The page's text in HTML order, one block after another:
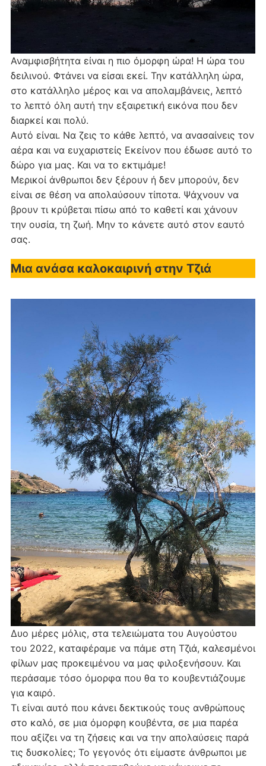
Αναμφισβήτητα είναι η πιο όμορφη ώρα! Η ώρα του
δειλινού. Φτάνει να είσαι εκεί. Την κατάλληλη ώρα,
στο κατάλληλο μέρος και να απολαμβάνεις, λεπτό
το λεπτό όλη αυτή την εξαιρετική εικόνα που δεν
διαρκεί και πολύ.
Αυτό είναι. Να ζεις το κάθε λεπτό, να ανασαίνεις τον
αέρα και να ευχαριστείς Εκείνον που έδωσε αυτό το
δώρο για μας. Και να το εκτιμάμε!
Μερικοί άνθρωποι δεν ξέρουν ή δεν μπορούν, δεν
είναι σε θέση να απολαύσουν τίποτα. Ψάχνουν να
βρουν τι κρύβεται πίσω από το καθετί και χάνουν
την ουσία, τη ζωή. Μην το κάνετε αυτό στον εαυτό
σας.
Μια ανάσα καλοκαιρινή στην Τζιά
Δυο μέρες μόλις, στα τελειώματα του Αυγούστου
του 2022, καταφέραμε να πάμε στη Τζιά, καλεσμένοι
φίλων μας προκειμένου να μας φιλοξενήσουν. Και
περάσαμε τόσο όμορφα που θα το κουβεντιάζουμε
για καιρό.
Τι είναι αυτό που κάνει δεκτικούς τους ανθρώπους
στο καλό, σε μια όμορφη κουβέντα, σε μια παρέα
που αξίζει να τη ζήσεις και να την απολαύσεις παρά
τις δυσκολίες; Το γεγονός ότι είμαστε άνθρωποι με